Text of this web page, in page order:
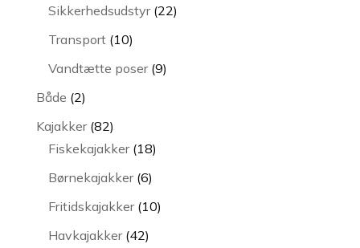
varer
Sikkerhedsudstyr 2222
Transport 1010
varer
Vandtætte poser 99
Både 22
varer
Kajakker 8282
varer
Fiskekajakker 1818
Børnekajakker 66
varer
Fritidskajakker 1010
Havkajakker 4242